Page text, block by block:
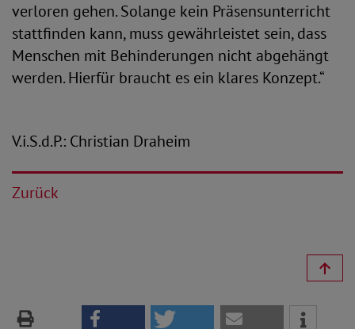
verloren gehen. Solange kein Präsensunterricht
stattfinden kann, muss gewährleistet sein, dass
Menschen mit Behinderungen nicht abgehängt
werden. Hierfür braucht es ein klares Konzept.“
V.i.S.d.P.: Christian Draheim
Zurück